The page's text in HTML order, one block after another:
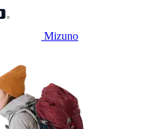
Mizuno